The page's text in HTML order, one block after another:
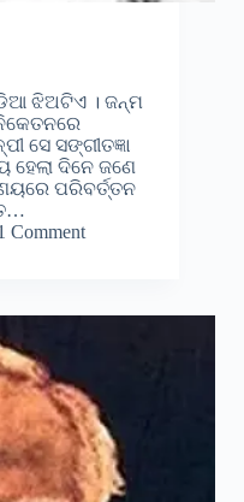
ଝିଅଟିଏ । ଜନ୍ମ
ସେ ସଙ୍ଗୀତଜ୍ଞା
ହେଲା ଦିନେ ଜଣେ
ପରିବର୍ତ୍ତନ
Comment